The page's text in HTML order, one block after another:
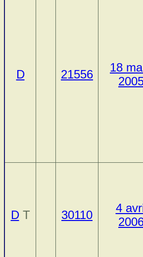
D 21556
18
DT 30110
4